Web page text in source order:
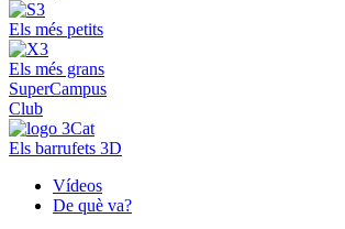
Els més petits
Els més grans
SuperCampus
Club
Els barrufets 3D
Vídeos
De què va?